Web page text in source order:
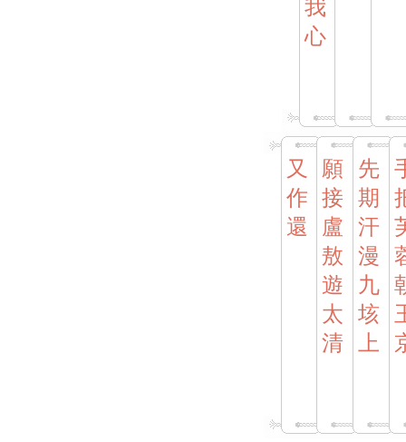
我
心
又
作
還
願
接
盧
敖
遊
太
清
先
期
汗
漫
九
垓
上